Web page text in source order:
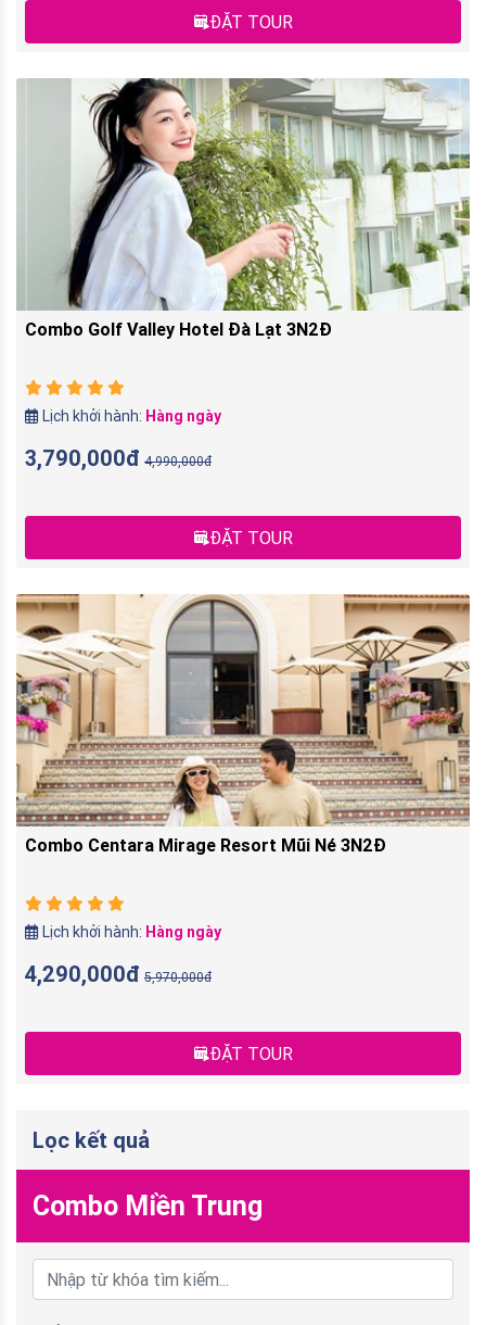
Lọc kết quả
Combo Miền Trung
ĐẶT TOUR
Combo Golf Valley Hotel Đà Lạt 3N2Đ
Lịch khởi hành: Hàng ngày
3,790,000đ 4,990,000đ
ĐẶT TOUR
Combo Centara Mirage Resort Mũi Né 3N2Đ
Lịch khởi hành: Hàng ngày
4,290,000đ 5,970,000đ
ĐẶT TOUR